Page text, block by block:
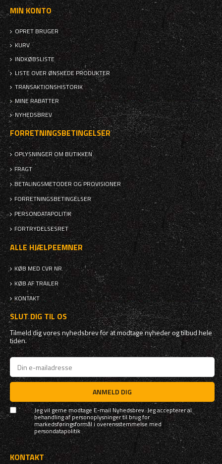
MIN KONTO
OPRET BRUGER
KURV
INDKØBSLISTE
LISTE OVER ØNSKEDE PRODUKTER
TRANSAKTIONSHISTORIK
MINE RABATTER
NYHEDSBREV
FORRETNINGSBETINGELSER
OPLYSNINGER OM BUTIKKEN
FRAGT
BETALINGSMETODER OG PROVISIONER
FORRETNINGSBETINGELSER
PERSONDATAPOLITIK
FORTRYDELSESRET
ALLE HJÆLPEEMNER
KØB MED CVR NR.
KØB AF TRAILER
KONTAKT
SLUT DIG TIL OS
Tilmeld dig vores nyhedsbrev for at modtage nyheder og tilbud hele
tiden.
ANMELD DIG
Jeg vil gerne modtage E-mail Nyhedsbrev. Jeg accepterer al
behandling af personoplysninger til brug for
markedsføringsformål i overensstemmelse med
persondatapolitik
KONTAKT